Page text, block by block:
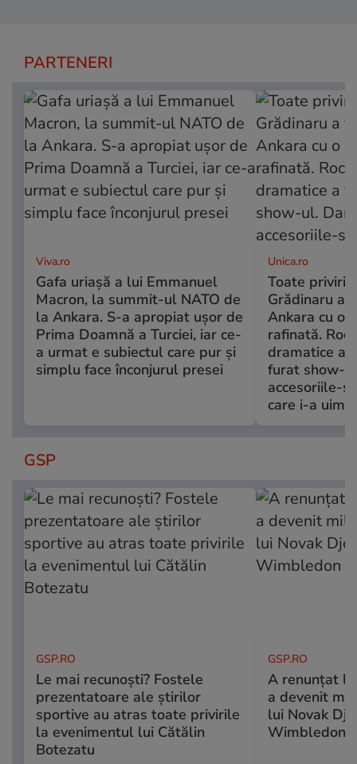
PARTENERI
Viva.ro
Gafa uriașă a lui Emmanuel
Macron, la summit-ul NATO de
la Ankara. S-a apropiat ușor de
Prima Doamnă a Turciei, iar ce-
a urmat e subiectul care pur și
simplu face înconjurul presei
Unica.ro
Toate
Grădinaru a
Ankara cu o
rafinată.
dramatice a
furat show-
accesoriile-
care i-a
GSP
GSP.RO
Le mai recunoști? Fostele
prezentatoare ale știrilor
sportive au atras toate privirile
la evenimentul lui Cătălin
Botezatu
GSP.RO
A renunțat
a devenit
lui Novak
Wimbledon